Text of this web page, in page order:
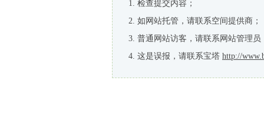
检查提交内容；
如网站托管，请联系空间提供商；
普通网站访客，请联系网站管理员
这是误报，请联系宝塔 http://